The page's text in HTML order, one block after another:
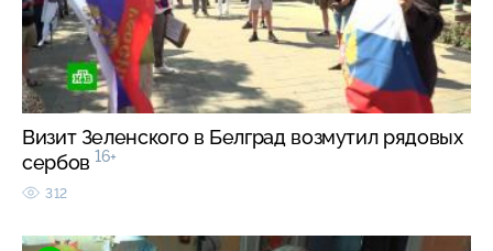
Визит Зеленского в Белград возмутил рядовых
сербов 16+
312